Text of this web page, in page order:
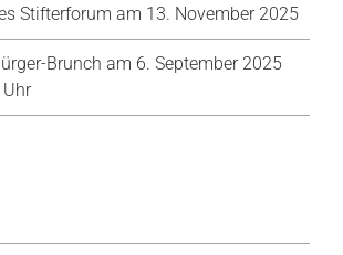
Stifterforum am 13. November 2025
Brunch am 6. September 2025